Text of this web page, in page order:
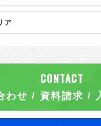
わせ / 資料請求 /
ア